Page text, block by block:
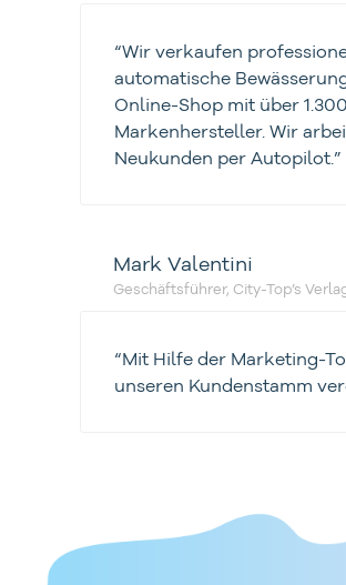
“Wir verkaufen
automatische
Online-Shop mit über
Markenhersteller. Wir
Neukunden per Autopilot.”
Mark Valentini
Geschäftsführer, City-Top’s
“Mit Hilfe der Marketing-
unseren Kundenstamm